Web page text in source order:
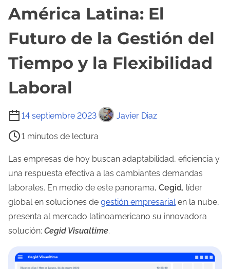
América Latina: El
Futuro de la Gestión del
Tiempo y la Flexibilidad
Laboral
14 septiembre 2023 Javier Diaz
T
e
m
p
o
d
e
l
c
1 minutos de lectura
Las empresas de hoy buscan adaptabilidad, eficiencia y
una respuesta efectiva a las cambiantes demandas
laborales. En medio de este panorama, Cegid, líder
global en soluciones de gestión empresarial en la nube,
presenta al mercado latinoamericano su innovadora
solución: Cegid Visualtime.